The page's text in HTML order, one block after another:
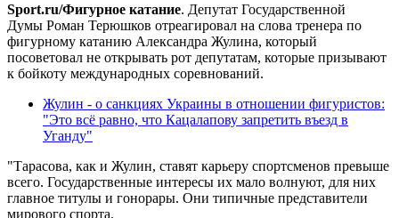
Sport.ru/Фигурное катание. Депутат Государственной
Думы Роман Терюшков отреагировал на слова тренера по
фигурному катанию Александра Жулина, который
посоветовал не открывать рот депутатам, которые призывают
к бойкоту международных соревнований.
Жулин - о санкциях Украины в отношении фигуристов:
"Это всё равно, что Кацалапову запретить въезд в
Уганду"
"Тарасова, как и Жулин, ставят карьеру спортсменов превыше
всего. Государственные интересы их мало волнуют, для них
главное титулы и гонорары. Они типичные представители
мирового спорта.